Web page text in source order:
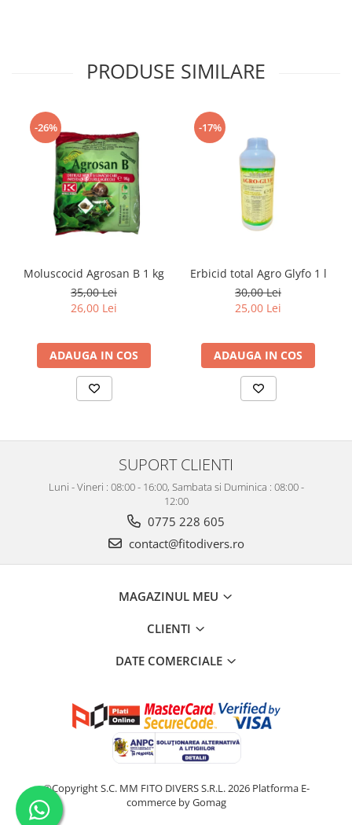
PRODUSE SIMILARE
-26%
Moluscocid Agrosan B 1 kg
35,00 Lei
26,00 Lei
ADAUGA IN COS
-17%
Erbicid total Agro Glyfo 1 l
30,00 Lei
25,00 Lei
ADAUGA IN COS
SUPORT CLIENTI
Luni - Vineri : 08:00 - 16:00, Sambata si Duminica : 08:00 -
12:00
0775 228 605
contact@fitodivers.ro
MAGAZINUL MEU
CLIENTI
DATE COMERCIALE
©Copyright S.C. MM FITO DIVERS S.R.L. 2026 Platforma E-
commerce by Gomag